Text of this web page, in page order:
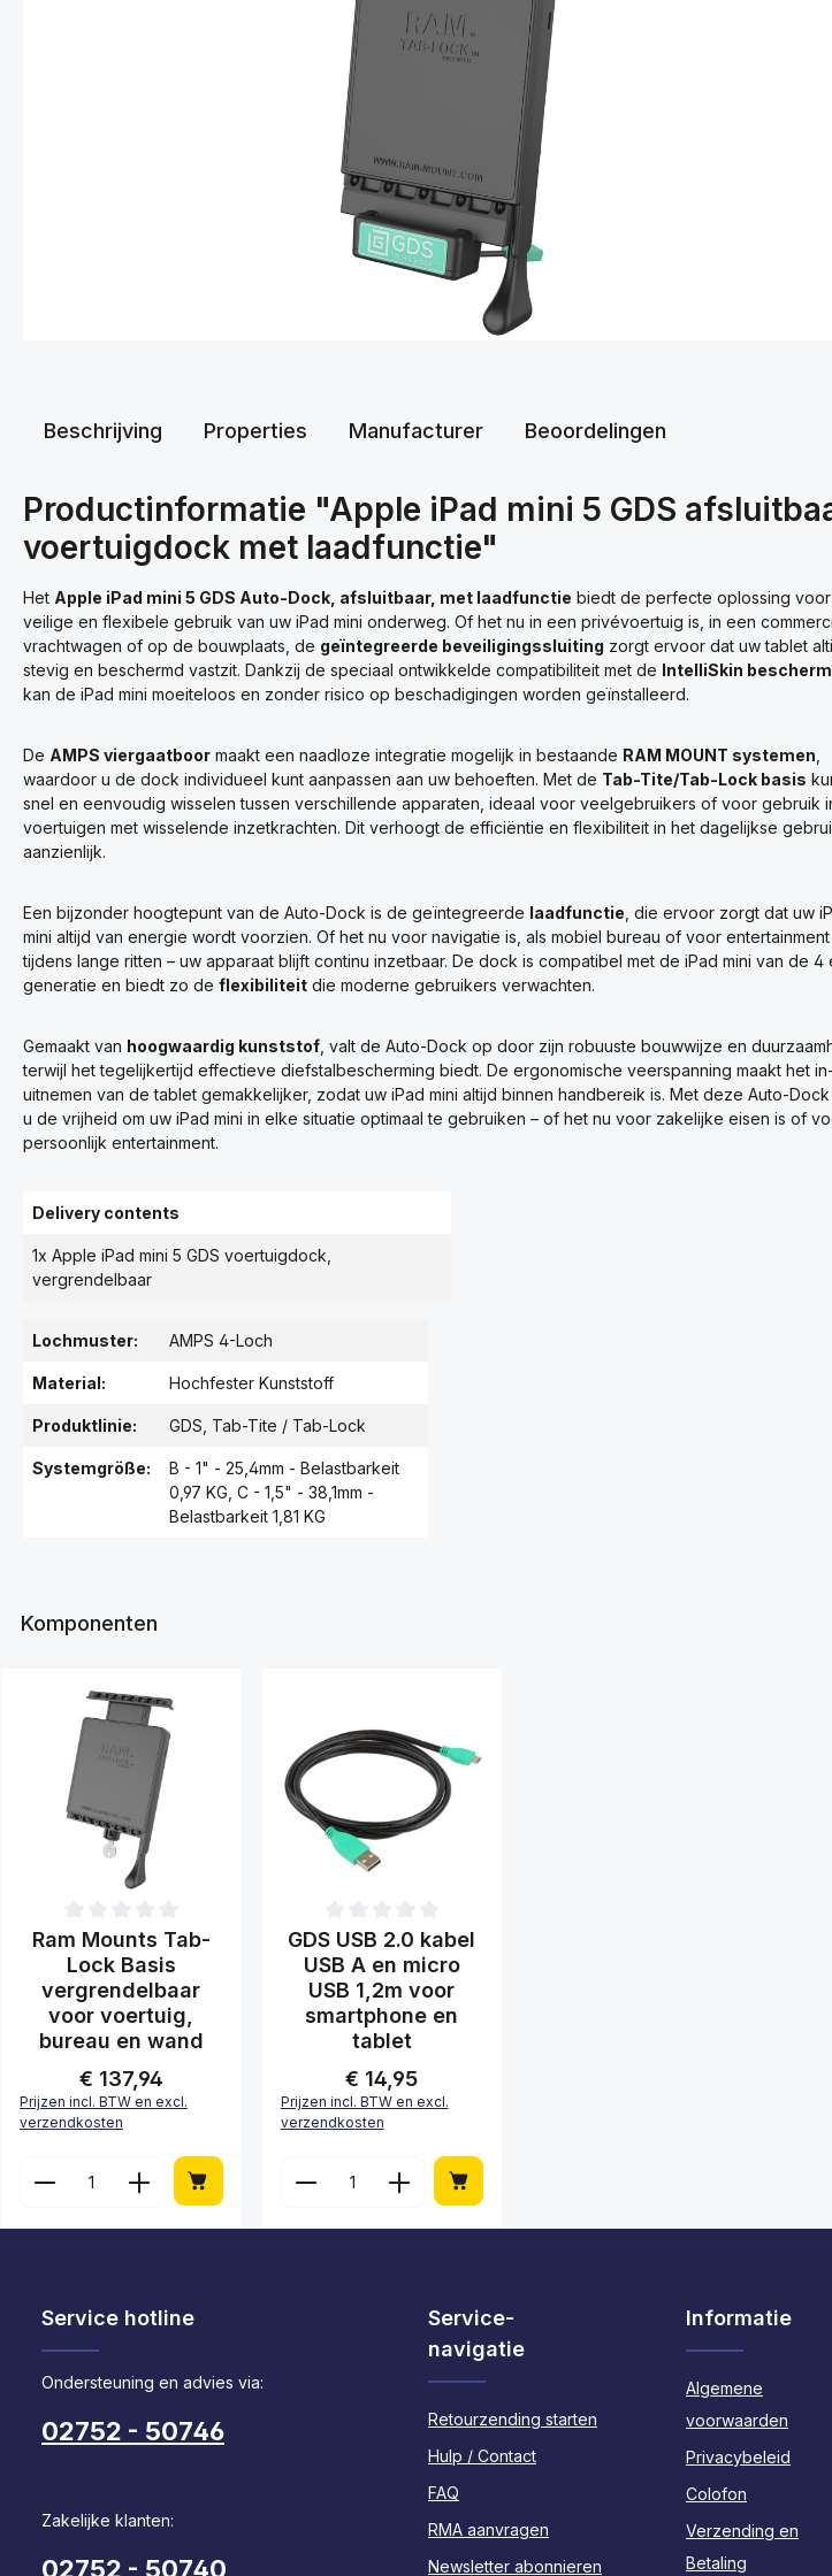
Beschrijving Properties Manufacturer Beoordelingen
Productinformatie "Apple iPad mini 5 GDS
voertuigdock met laadfunctie"
Het Apple iPad mini 5 GDS Auto-Dock, afsluitbaar, met laadfunctie biedt de perfecte oplossing
veilige en flexibele gebruik van uw iPad mini onderweg. Of het nu in een privévoertuig is, in een
vrachtwagen of op de bouwplaats, de geïntegreerde beveiligingssluiting zorgt ervoor dat uw tablet
stevig en beschermd vastzit. Dankzij de speciaal ontwikkelde compatibiliteit met de IntelliSkin
kan de iPad mini moeiteloos en zonder risico op beschadigingen worden geïnstalleerd.
De AMPS viergaatboor maakt een naadloze integratie mogelijk in bestaande RAM MOUNT systemen
waardoor u de dock individueel kunt aanpassen aan uw behoeften. Met de Tab-Tite/Tab-Lock basis
snel en eenvoudig wisselen tussen verschillende apparaten, ideaal voor veelgebruikers of voor gebruik
voertuigen met wisselende inzetkrachten. Dit verhoogt de efficiëntie en flexibiliteit in het dagelijkse
aanzienlijk.
Een bijzonder hoogtepunt van de Auto-Dock is de geïntegreerde laadfunctie , die ervoor zorgt dat uw
mini altijd van energie wordt voorzien. Of het nu voor navigatie is, als mobiel bureau of voor entertainment
tijdens lange ritten – uw apparaat blijft continu inzetbaar. De dock is compatibel met de iPad mini van de 4
generatie en biedt zo de flexibiliteit die moderne gebruikers verwachten.
Gemaakt van hoogwaardig kunststof , valt de Auto-Dock op door zijn robuuste bouwwijze en
terwijl het tegelijkertijd effectieve diefstalbescherming biedt. De ergonomische veerspanning maakt het
uitnemen van de tablet gemakkelijker, zodat uw iPad mini altijd binnen handbereik is. Met deze Auto-
u de vrijheid om uw iPad mini in elke situatie optimaal te gebruiken – of het nu voor zakelijke eisen is of
persoonlijk entertainment.
Delivery contents
1x Apple iPad mini 5 GDS voertuigdock,
vergrendelbaar
Lochmuster: AMPS 4-Loch
Material: Hochfester Kunststoff
Produktlinie: GDS , Tab-Tite / Tab-Lock
Systemgröße:
B - 1" - 25,4mm - Belastbarkeit
0,97 KG , C - 1,5" - 38,1mm -
Belastbarkeit 1,81 KG
Komponenten
Gemiddelde waardering van 0 van 5 sterren
Ram Mounts Tab-
Lock Basis
vergrendelbaar
voor voertuig,
bureau en wand
Normale prijs:
€ 137,94
Prijzen incl. BTW en excl.
verzendkosten
Producthoeveelheid: Voer de gewenste hoeveelheid in of
Gemiddelde waardering van 0 van 5 sterren
GDS USB 2.0 kabel
USB A en micro
USB 1,2m voor
smartphone en
tablet
Normale prijs:
€ 14,95
Prijzen incl. BTW en excl.
verzendkosten
Producthoeveelheid: Voer de gewenste
Service hotline
Ondersteuning en advies via:
02752 - 50746
Zakelijke klanten:
02752 - 50740
Service-
navigatie
Retourzending starten
Hulp / Contact
FAQ
RMA aanvragen
Newsletter abonnieren
Informatie
Algemene
voorwaarden
Privacybeleid
Colofon
Verzending en
Betaling